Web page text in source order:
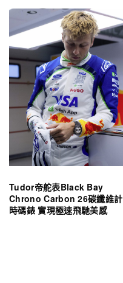
Tudor帝舵表Black Bay
Chrono Carbon 26碳纖維計
時碼錶 實現極速飛馳美感